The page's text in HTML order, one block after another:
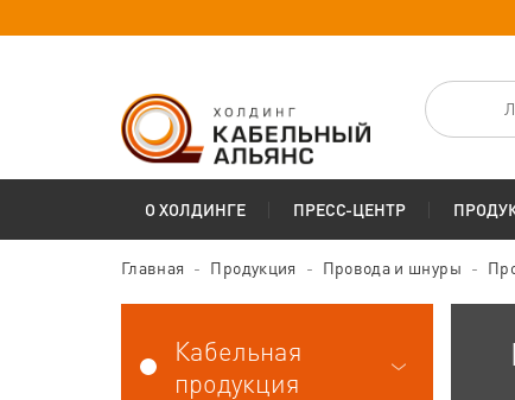
О ХОЛДИНГЕ ПРЕСС-ЦЕНТР
Главная Продукция Провода и шнуры
Кабельная
продукция